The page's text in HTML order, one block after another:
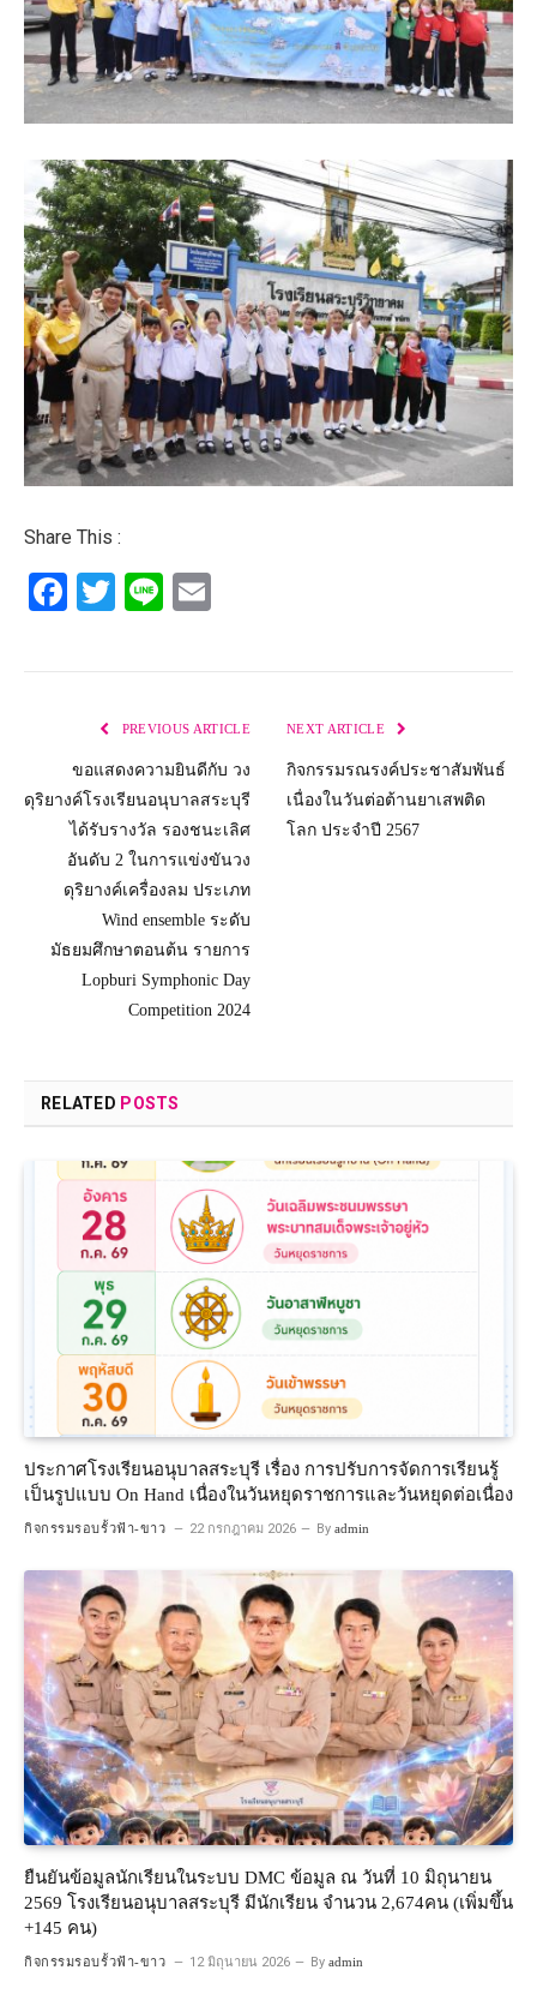
Share This :
Facebook
Twitter
Line
PREVIOUS ARTICLE
ขอแสดงความยินดีกับ วง
ดุริยางค์โรงเรียนอนุบาลสระบุรี
ได้รับรางวัล รองชนะเลิศ
อันดับ 2 ในการแข่งขันวง
ดุริยางค์เครื่องลม ประเภท
Wind ensemble ระดับ
มัธยมศึกษาตอนต้น รายการ
Lopburi Symphonic Day
Competition 2024
NEXT ARTICLE
กิจกรรมรณรงค์ประชาสัมพันธ์
เนื่องในวันต่อต้านยาเสพติด
โลก ประจำปี 2567
RELATED POSTS
ประกาศโรงเรียนอนุบาลสระบุรี เรื่อง การปรับการจัดการเรียนรู้
เป็นรูปแบบ On Hand เนื่องในวันหยุดราชการและวันหยุดต่อเนื่อง
กิจกรรมรอบรั้วฟ้า-ขาว 22 กรกฎาคม 2026 By admin
ยืนยันข้อมูลนักเรียนในระบบ DMC ข้อมูล ณ วันที่ 10 มิถุนายน
2569 โรงเรียนอนุบาลสระบุรี มีนักเรียน จำนวน 2,674คน (เพิ่มขึ้น
+145 คน)
กิจกรรมรอบรั้วฟ้า-ขาว 12 มิถุนายน 2026 By admin